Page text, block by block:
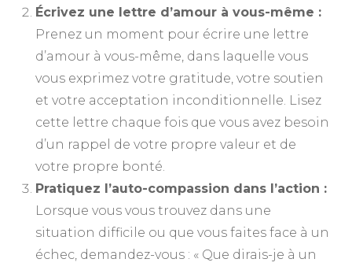
Écrivez une lettre d’amour à vous-même :
Prenez un moment pour écrire une lettre
d’amour à vous-même, dans laquelle vous
vous exprimez votre gratitude, votre soutien
et votre acceptation inconditionnelle. Lisez
cette lettre chaque fois que vous avez besoin
d’un rappel de votre propre valeur et de
votre propre bonté.
Pratiquez l’auto-compassion dans l’action :
Lorsque vous vous trouvez dans une
situation difficile ou que vous faites face à un
échec, demandez-vous : « Que dirais-je à un